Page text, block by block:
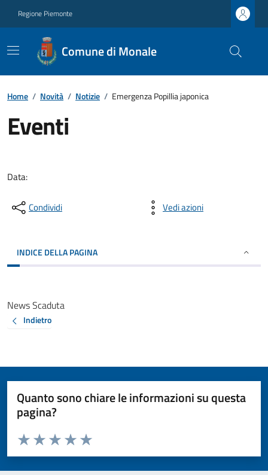
Regione Piemonte
Comune di Monale
Home / Novità / Notizie / Emergenza Popillia japonica
Eventi
Data:
Condividi Vedi azioni
INDICE DELLA PAGINA
News Scaduta
Indietro
Quanto sono chiare le informazioni su questa
pagina?
Valuta da 1 a 5 stelle la pagina
Valuta 5 stelle su 5
Valuta 4 stelle su 5
Valuta 3 stelle su 5
Valuta 2 stelle su 5
Valuta 1 stelle su 5